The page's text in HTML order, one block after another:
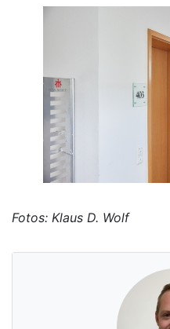
Fotos: Klaus D. Wolf